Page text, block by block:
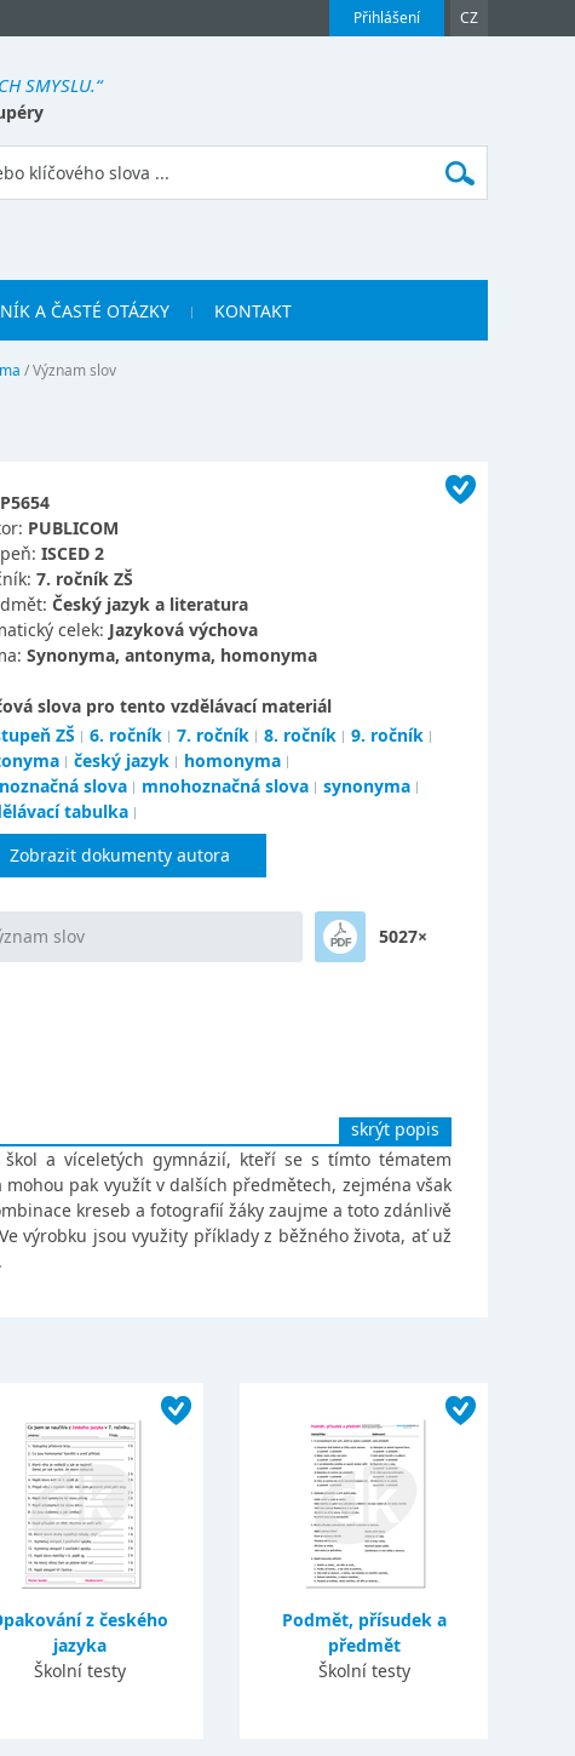
Přihlášení CZ
SMYSLU.“
A ČASTÉ OTÁZKY KONTAKT
/Význam slov
P5654
PUBLICOM
ISCED 2
7. ročník ZŠ
Český jazyk a literatura
celek: Jazyková výchova
Synonyma, antonyma, homonyma
slova pro tento vzdělávací materiál
ZŠ
6. ročník 7. ročník 8. ročník
9. ročník
český jazyk
homonyma
slova
mnohoznačná slova
synonyma
tabulka
Zobrazit dokumenty autora
slov 5027×
skrýt popis
a víceletých gymnázií, kteří se s tímto tématem
pak využít v dalších předmětech, zejména však
kreseb a fotografií žáky zaujme a toto zdánlivě
výrobku jsou využity příklady z běžného života, ať už
z českého
jazyka
Školní testy
Podmět, přísudek a
předmět
Školní testy